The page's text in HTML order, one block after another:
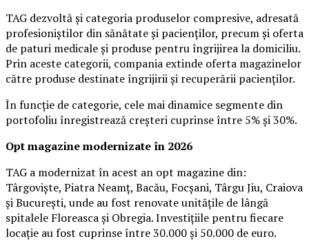
TAG dezvoltă și categoria produselor compresive, adresată
profesioniștilor din sănătate și pacienților, precum și oferta
de paturi medicale și produse pentru îngrijirea la domiciliu.
Prin aceste categorii, compania extinde oferta magazinelor
către produse destinate îngrijirii și recuperării pacienților.
În funcție de categorie, cele mai dinamice segmente din
portofoliu înregistrează creșteri cuprinse între 5% și 30%.
Opt magazine modernizate în 2026
TAG a modernizat în acest an opt magazine din:
Târgoviște, Piatra Neamț, Bacău, Focșani, Târgu Jiu, Craiova
și București, unde au fost renovate unitățile de lângă
spitalele Floreasca și Obregia. Investițiile pentru fiecare
locație au fost cuprinse între 30.000 și 50.000 de euro.